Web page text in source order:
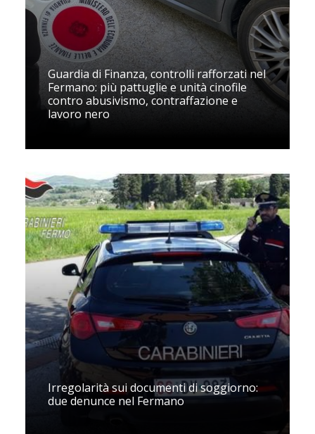
Guardia di Finanza, controlli rafforzati nel
Fermano: più pattuglie e unità cinofile
contro abusivismo, contraffazione e
lavoro nero
Irregolarità sui documenti di soggiorno:
due denunce nel Fermano